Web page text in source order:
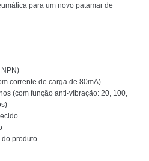
para um novo patamar de
NPN)
corrente de carga de 80mA)
(com função anti-vibração: 20, 100,
do produto.